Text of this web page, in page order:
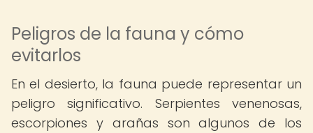
Peligros de la fauna y cómo
evitarlos
En el desierto, la fauna puede representar un
peligro significativo. Serpientes venenosas,
escorpiones y arañas son algunos de los